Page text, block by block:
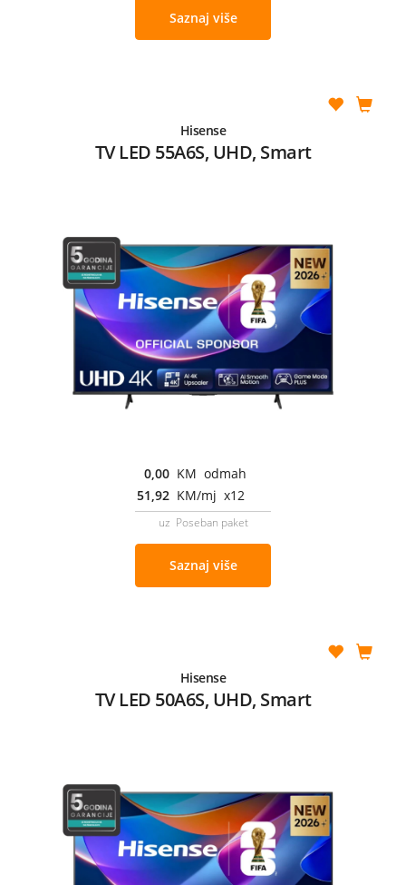
Saznaj više
Hisense
TV LED 55A6S, UHD, Smart
0,00 KM odmah
51,92 KM/mj x12
uz Poseban paket
Saznaj više
Hisense
TV LED 50A6S, UHD, Smart